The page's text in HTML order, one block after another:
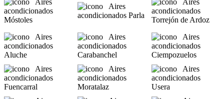
acondicionados
Móstoles
Aires
acondicionados Parla
acondicionados
Torrejón de Ardoz
Aires
acondicionados
Aluche
Aires
acondicionados
Carabanchel
Aires
acondicionados
Ciempozuelos
Aires
acondicionados
Fuencarral
Aires
acondicionados
Moratalaz
Aires
acondicionados
Usera